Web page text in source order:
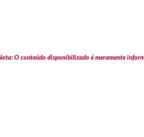
O conteúdo disponibilizado é meramente